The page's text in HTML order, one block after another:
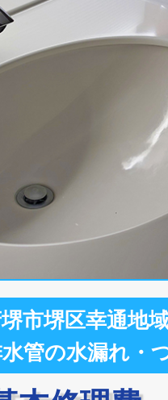
市堺区幸通地
管の水漏れ・